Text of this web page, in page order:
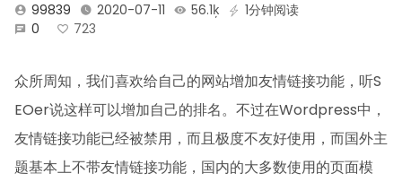
99839 2020-07-11 56.1ķ
1分钟阅读
0
723
众所周知，我们喜欢给自己的网站增加友情链接功能，听S
EOer说这样可以增加自己的排名。不过在Wordpress中，
友情链接功能已经被禁用，而且极度不友好使用，而国外主
题基本上不带友情链接功能，国内的大多数使用的页面模